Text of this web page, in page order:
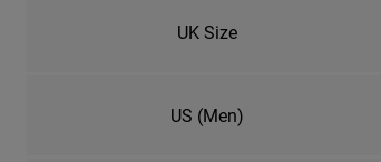
UK Size
US (Men)